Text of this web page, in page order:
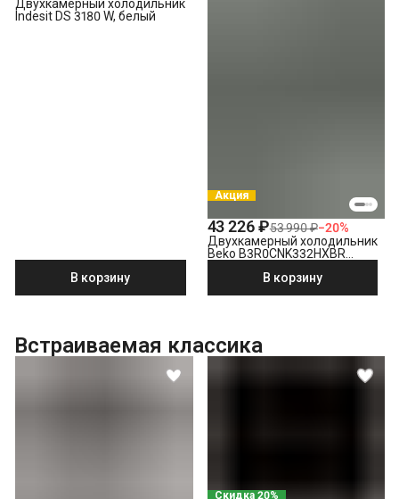
Двухкамерный холодильник
Indesit DS 3180 W, белый
В корзину
Акция
43 226 ₽53 990 ₽−20%
Двухкамерный холодильник
Beko B3R0CNK332HXBR
В корзину
Встраиваемая классика
Скидка 20%